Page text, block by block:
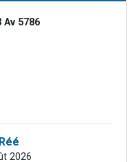
Av 5786
Réé
2026